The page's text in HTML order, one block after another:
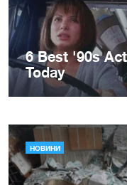
НОВИНИ